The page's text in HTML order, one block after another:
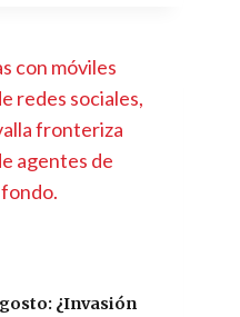
¿Invasión